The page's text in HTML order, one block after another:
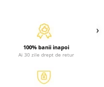
100% banii inapoi
Ai 30 zile drept de retur